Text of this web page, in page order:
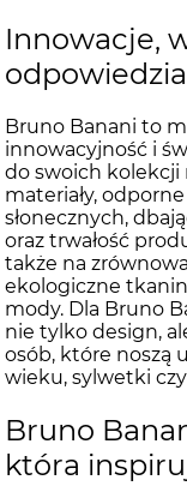
Innowacje,
Bruno Banani to
innowacyjność i
do swoich kolekcji
materiały,
słonecznych,
oraz trwałość
także na
ekologiczne
mody. Dla Bruno
nie tylko design,
osób, które noszą
wieku, sylwetki
Bruno
która